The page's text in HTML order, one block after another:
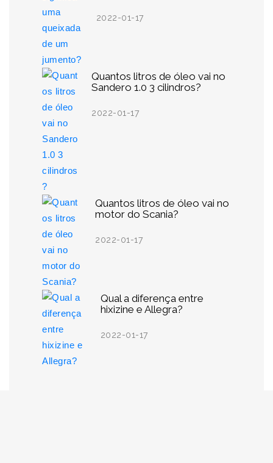
2022-01-17
Quantos litros de óleo vai no
Sandero 1.0 3 cilindros?
2022-01-17
Quantos litros de óleo vai no
motor do Scania?
2022-01-17
Qual a diferença entre
hixizine e Allegra?
2022-01-17